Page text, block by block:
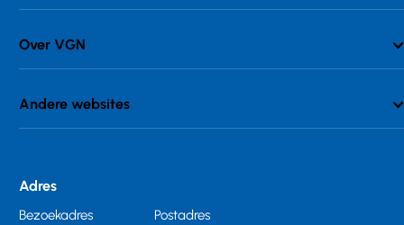
Over VGN
Andere websites
Adres
Bezoekadres
Postadres